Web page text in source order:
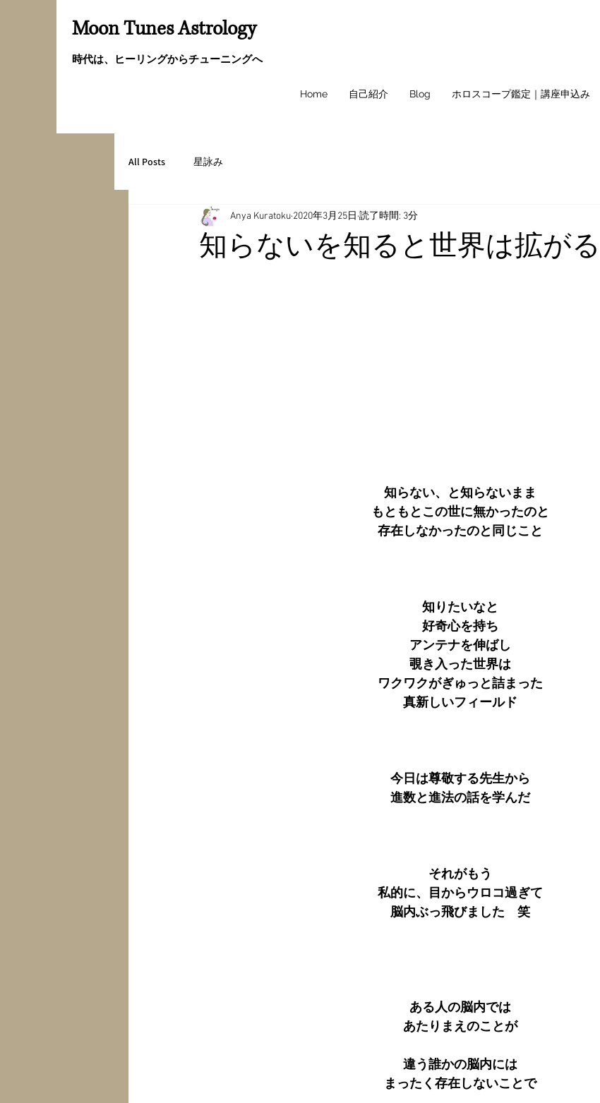
Moon Tunes Astrology
時代は、ヒーリングからチューニングへ
Home 自己紹介 Blog ホロスコープ鑑定｜講座申込み
All Posts 星詠み
知らないを知ると世界は拡がる
Anya Kuratoku 2020年3月25日 読了時間: 3分
知らない、と知らないまま
もともとこの世に無かったのと
存在しなかったのと同じこと
知りたいなと
好奇心を持ち
アンテナを伸ばし
覗き入った世界は
ワクワクがぎゅっと詰まった
真新しいフィールド
今日は尊敬する先生から
進数と進法の話を学んだ
それがもう
私的に、目からウロコ過ぎて
脳内ぶっ飛びました　笑
ある人の脳内では
あたりまえのことが
違う誰かの脳内には
まったく存在しないことで